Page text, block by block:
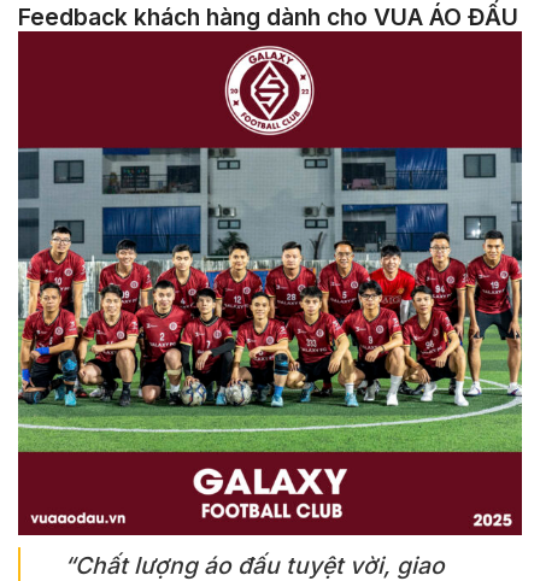
Feedback khách hàng dành cho VUA ÁO ĐẤU
“Chất lượng áo đấu tuyệt vời, giao